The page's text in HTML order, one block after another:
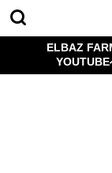
ELBAZ
YOUTUBE